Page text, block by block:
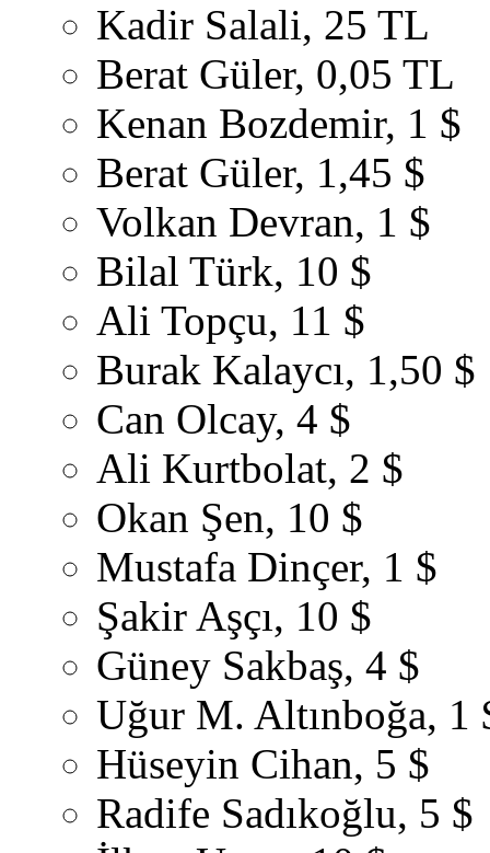
Kadir Salali, 25 TL
Berat Güler, 0,05 TL
Kenan Bozdemir, 1 $
Berat Güler, 1,45 $
Volkan Devran, 1 $
Bilal Türk, 10 $
Ali Topçu, 11 $
Burak Kalaycı, 1,50 $
Can Olcay, 4 $
Ali Kurtbolat, 2 $
Okan Şen, 10 $
Mustafa Dinçer, 1 $
Şakir Aşçı, 10 $
Güney Sakbaş, 4 $
Uğur M. Altınboğa, 1
Hüseyin Cihan, 5 $
Radife Sadıkoğlu, 5 $